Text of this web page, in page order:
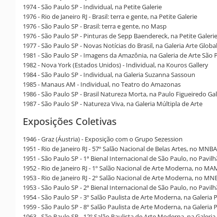
1974 - São Paulo SP - Individual, na Petite Galerie
1976 - Rio de Janeiro RJ - Brasil: terra e gente, na Petite Galerie
1976 - São Paulo SP - Brasil: terra e gente, no Masp
1976 - São Paulo SP - Pinturas de Sepp Baendereck, na Petite Galerie
1977 - São Paulo SP - Novas Notícias do Brasil, na Galeria Arte Global
1981 - São Paulo SP - Imagens da Amazônia, na Galeria de Arte São
1982 - Nova York (Estados Unidos) - Individual, na Kouros Gallery
1984 - São Paulo SP - Individual, na Galeria Suzanna Sassoun
1985 - Manaus AM - Individual, no Teatro do Amazonas
1986 - São Paulo SP - Brasil Natureza Morta, na Paulo Figueiredo
1987 - São Paulo SP - Natureza Viva, na Galeria Múltipla de Arte
Exposições Coletivas
1946 - Graz (Áustria) - Exposição com o Grupo Sezession
1951 - Rio de Janeiro RJ - 57º Salão Nacional de Belas Artes, no MNBA
1951 - São Paulo SP - 1ª Bienal Internacional de São Paulo, no
1952 - Rio de Janeiro RJ - 1º Salão Nacional de Arte Moderna, no
1953 - Rio de Janeiro RJ - 2º Salão Nacional de Arte Moderna, no
1953 - São Paulo SP - 2ª Bienal Internacional de São Paulo, no
1954 - São Paulo SP - 3º Salão Paulista de Arte Moderna, na Galeria
1959 - São Paulo SP - 8º Salão Paulista de Arte Moderna, na Galeria